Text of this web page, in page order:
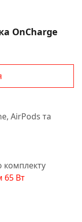
OnCharge
AirPods та
комплекту
65 Вт